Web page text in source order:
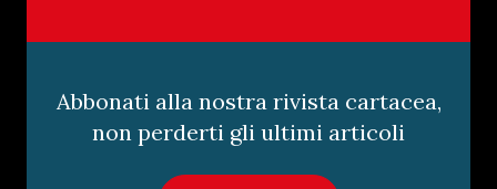
Abbonati alla nostra rivista cartacea,
non perderti gli ultimi articoli